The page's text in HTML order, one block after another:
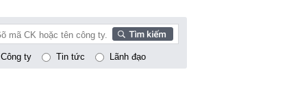
Công ty Tin tức Lãnh đạo